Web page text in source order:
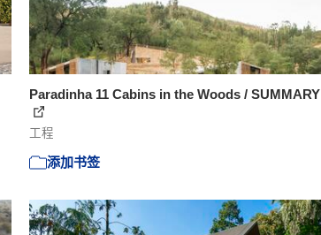
Paradinha 11 Cabins in the Woods / SUMMARY
工程
添加书签